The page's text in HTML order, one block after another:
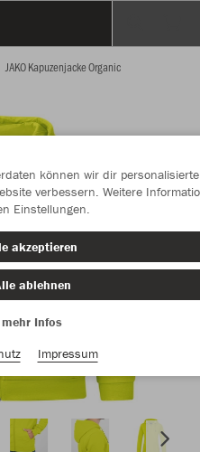
JAKO Kapuzenjacke Organic
können wir dir personalisierte
verbessern. Weitere
Einstellungen.
akzeptieren
ablehnen
mehr Infos
Impressum